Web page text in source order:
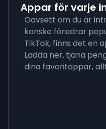
Appar för varje
Oavsett om du är
kanske föredrar
TikTok, finns det en
Ladda ner, tjäna
dina favoritappar,